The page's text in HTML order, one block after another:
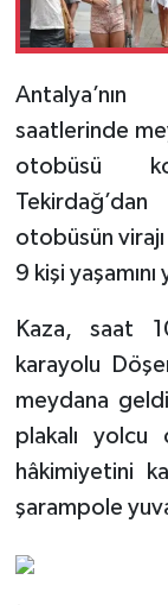
saatlerinde
otobüsü
otobüsün
9 kişi
Kaza, saat
karayolu
meydana
plakalı yolcu
hâkimiyetini
şarampole